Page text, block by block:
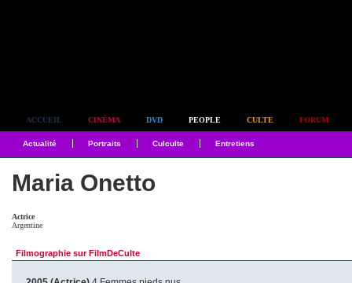
ACCUEIL CINÉMA DVD PEOPLE CULTE FORUM
Actualité Portraits Culculte Entretiens
Maria Onetto
Actrice
Argentine
Filmographie sur FilmDeCulte